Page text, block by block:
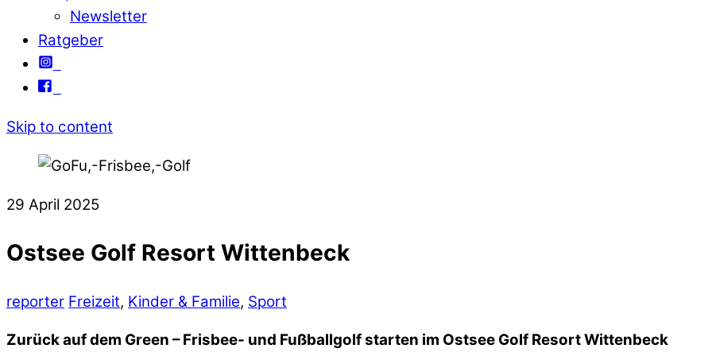
Newsletter
Ratgeber
Skip to content
29 April 2025
Ostsee Golf Resort Wittenbeck
reporter Freizeit, Kinder & Familie, Sport
Zurück auf dem Green – Frisbee- und Fußballgolf starten im Ostsee Golf Resort Wittenbeck